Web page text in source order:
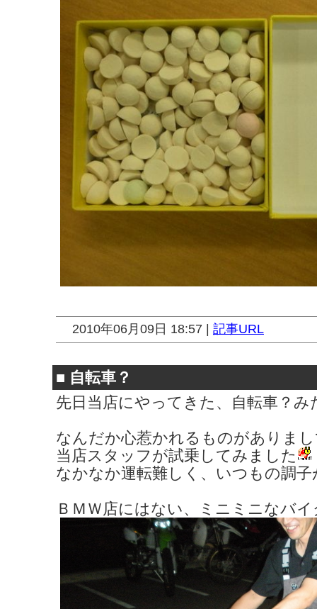
2010年06月09日 18:57 | 記事URL
■ 自転車？
先日当店にやってきた、自転車？
なんだか心惹かれるものがありま
当店スタッフが試乗してみました
なかなか運転難しく、いつもの調
ＢＭＷ店にはない、ミニミニなバ